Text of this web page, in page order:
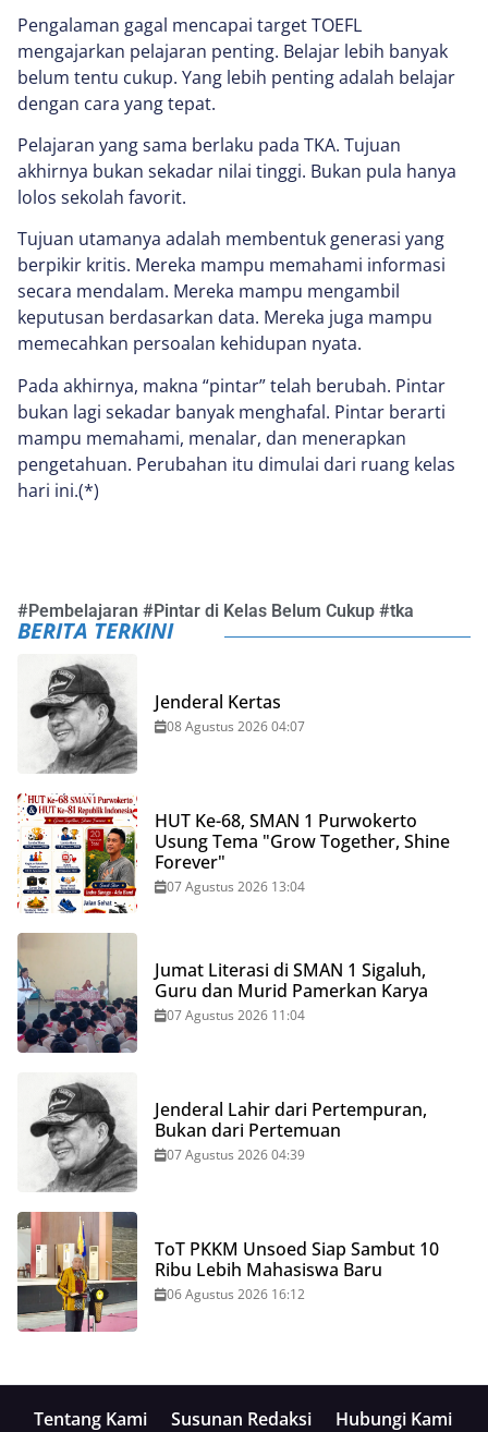
Pengalaman gagal mencapai target TOEFL
mengajarkan pelajaran penting. Belajar lebih banyak
belum tentu cukup. Yang lebih penting adalah belajar
dengan cara yang tepat.
Pelajaran yang sama berlaku pada TKA. Tujuan
akhirnya bukan sekadar nilai tinggi. Bukan pula hanya
lolos sekolah favorit.
Tujuan utamanya adalah membentuk generasi yang
berpikir kritis. Mereka mampu memahami informasi
secara mendalam. Mereka mampu mengambil
keputusan berdasarkan data. Mereka juga mampu
memecahkan persoalan kehidupan nyata.
Pada akhirnya, makna “pintar” telah berubah. Pintar
bukan lagi sekadar banyak menghafal. Pintar berarti
mampu memahami, menalar, dan menerapkan
pengetahuan. Perubahan itu dimulai dari ruang kelas
hari ini.(*)
#Pembelajaran #Pintar di Kelas Belum Cukup #tka
BERITA TERKINI
Jenderal Kertas
08 Agustus 2026 04:07
HUT Ke-68, SMAN 1 Purwokerto
Usung Tema "Grow Together, Shine
Forever"
07 Agustus 2026 13:04
Jumat Literasi di SMAN 1 Sigaluh,
Guru dan Murid Pamerkan Karya
07 Agustus 2026 11:04
Jenderal Lahir dari Pertempuran,
Bukan dari Pertemuan
07 Agustus 2026 04:39
ToT PKKM Unsoed Siap Sambut 10
Ribu Lebih Mahasiswa Baru
06 Agustus 2026 16:12
Tentang Kami Susunan Redaksi Hubungi Kami